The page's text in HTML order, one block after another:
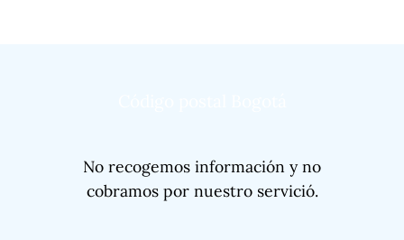
No recogemos información y no
cobramos por nuestro servició.